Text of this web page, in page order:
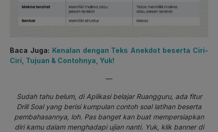
Baca Juga: Kenalan dengan Teks Anekdot beserta Ciri-
Ciri, Tujuan & Contohnya, Yuk!
—
Sudah tahu belum, di Aplikasi belajar Ruangguru, ada fitur
Drill Soal yang berisi kumpulan contoh soal latihan beserta
pembahasannya, loh. Pas banget kan buat mempersiapkan
diri kamu dalam menghadapi ujian nanti. Yuk, klik banner di